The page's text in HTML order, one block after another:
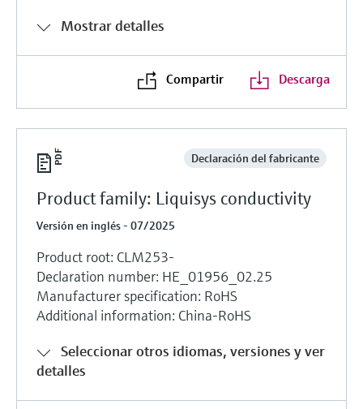
Mostrar detalles
Compartir Descarga
Declaración del fabricante
Product family: Liquisys conductivity
Versión en inglés - 07/2025
Product root: CLM253-
Declaration number: HE_01956_02.25
Manufacturer specification: RoHS
Additional information: China-RoHS
Seleccionar otros idiomas, versiones y ver
detalles